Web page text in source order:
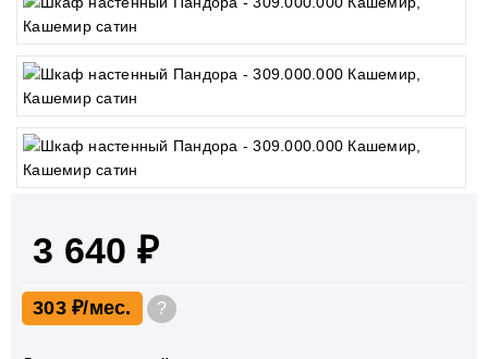
3 640 ₽
303 ₽ ?